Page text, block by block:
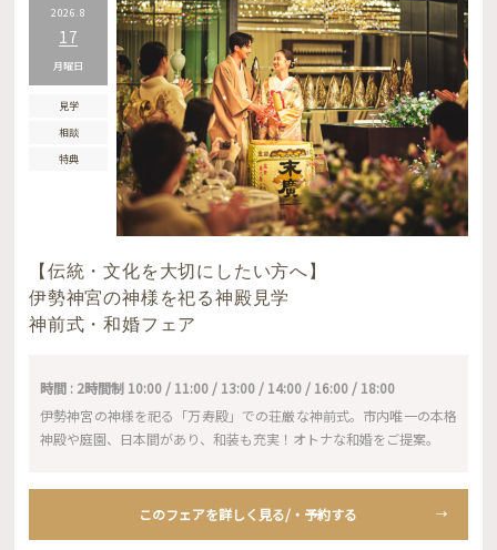
2026.8
17
月曜日
見学
相談
特典
【伝統・文化を大切にしたい方へ】
伊勢神宮の神様を祀る神殿見学
神前式・和婚フェア
時間 : 2時間制 10:00 / 11:00 / 13:00 / 14:00 / 16:00 / 18:00
伊勢神宮の神様を祀る「万寿殿」での荘厳な神前式。市内唯一の本格
神殿や庭園、日本間があり、和装も充実！オトナな和婚をご提案。
このフェアを詳しく見る/・予約する